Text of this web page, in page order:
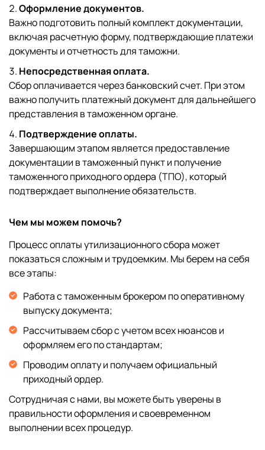
Оформление документов.
Важно подготовить полный комплект документации,
включая расчетную форму, подтверждающие платежи
документы и отчетность для таможни.
Непосредственная оплата.
Сбор оплачивается через банковский счет. При этом
важно получить платежный документ для дальнейшего
представления в таможенном органе.
Подтверждение оплаты.
Завершающим этапом является предоставление
документации в таможенный пункт и получение
таможенного приходного ордера (ТПО), который
подтверждает выполнение обязательств.
Чем мы можем помочь?
Процесс оплаты утилизационного сбора может
показаться сложным и трудоемким. Мы берем на себя
все этапы:
Работа с таможенным брокером по оперативному
выпуску документа;
Рассчитываем сбор с учетом всех нюансов и
оформляем его по стандартам;
Проводим оплату и получаем официальный
приходный ордер.
Сотрудничая с нами, вы можете быть уверены в
правильности оформления и своевременном
выполнении всех процедур.